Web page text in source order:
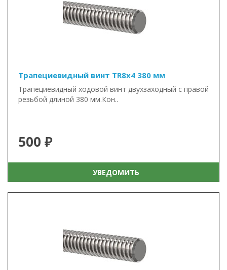
Трапециевидный винт TR8x4 380 мм
Трапециевидный ходовой винт двухзаходный с правой
резьбой длиной 380 мм.Кон..
500 ₽
УВЕДОМИТЬ